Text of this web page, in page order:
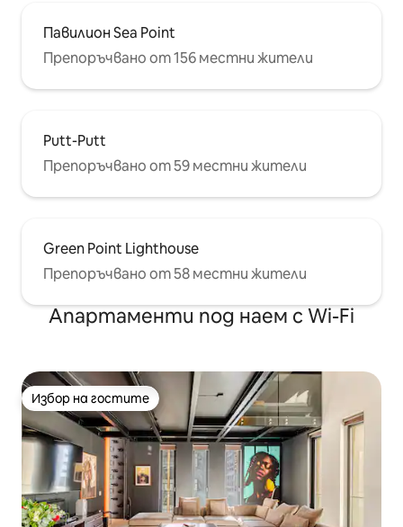
Павилион Sea Point
Препоръчвано от 156 местни жители
Putt-Putt
Препоръчвано от 59 местни жители
Green Point Lighthouse
Препоръчвано от 58 местни жители
Апартаменти под наем с Wi-Fi
Избор на гостите
Избор на гостите